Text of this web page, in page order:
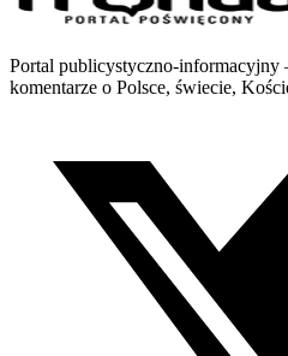
Portal publicystyczno-
komentarze o Polsce, świecie,